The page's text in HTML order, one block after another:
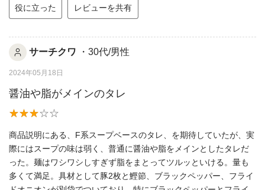
役に立った レビューを共有
サーチクワ ・30代/男性
2024年05月18日
醤油や脂がメインのタレ
商品説明にある、F系スープベースのタレ、を期待していたが、実
際にはスープの味は弱く、普通に醤油や脂をメインとしたタレだ
った。麺はワシワシしすぎず脂をまとってツルッといける。量も
多くて満足。具材として豚2枚と鰹節、ブラックペッパー、フライ